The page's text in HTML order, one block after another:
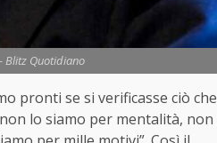
Blitz Quotidiano
pronti se si verificasse ciò che
lo siamo per mentalità, non